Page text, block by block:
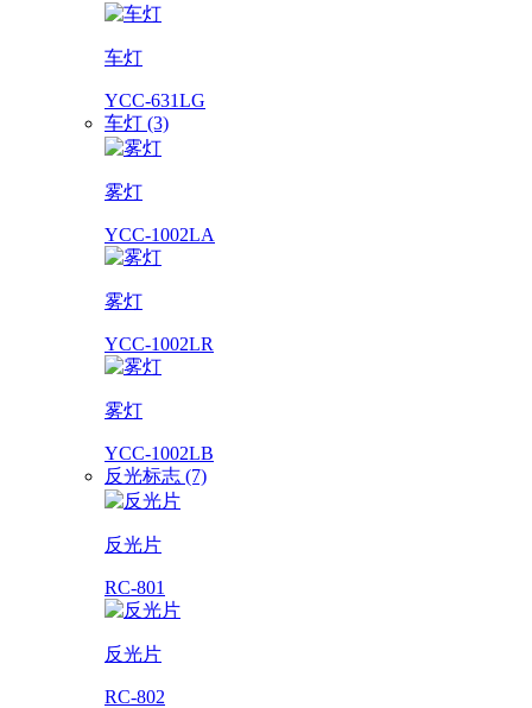
车灯
YCC-631LG
车灯 (3)
雾灯
YCC-1002LA
雾灯
YCC-1002LR
雾灯
YCC-1002LB
反光标志 (7)
反光片
RC-801
反光片
RC-802